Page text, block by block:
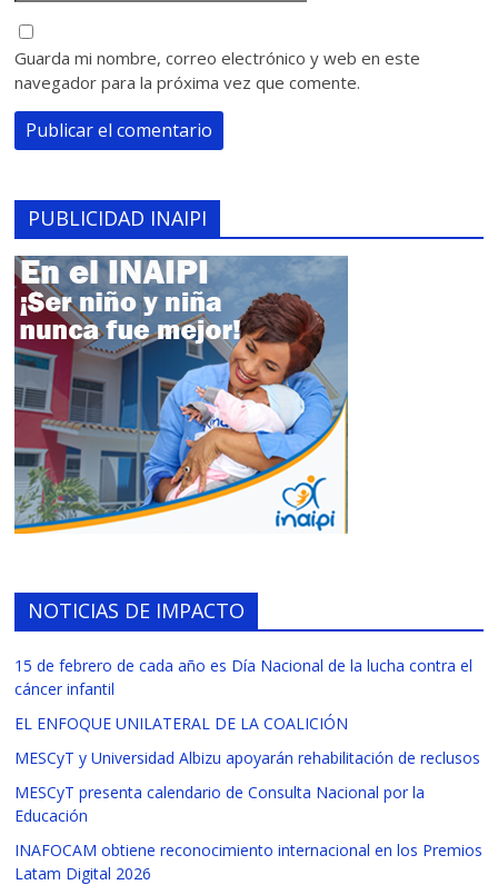
Guarda mi nombre, correo electrónico y web en este
navegador para la próxima vez que comente.
PUBLICIDAD INAIPI
NOTICIAS DE IMPACTO
15 de febrero de cada año es Día Nacional de la lucha contra el
cáncer infantil
EL ENFOQUE UNILATERAL DE LA COALICIÓN
MESCyT y Universidad Albizu apoyarán rehabilitación de reclusos
MESCyT presenta calendario de Consulta Nacional por la
Educación
INAFOCAM obtiene reconocimiento internacional en los Premios
Latam Digital 2026